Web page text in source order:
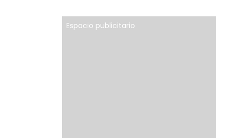
Espacio publicitario